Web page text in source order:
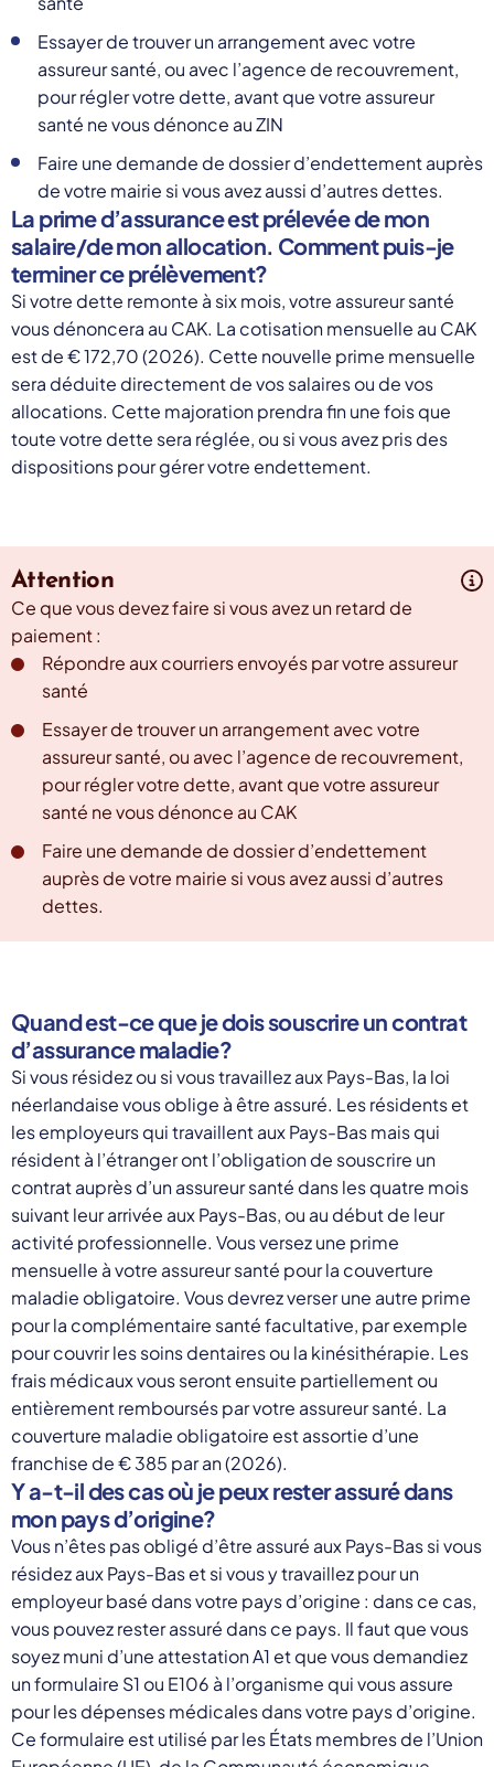
Essayer de trouver un arrangement avec votre
assureur santé, ou avec l’agence de recouvrement,
pour régler votre dette, avant que votre assureur
santé ne vous dénonce au ZIN
Faire une demande de dossier d’endettement auprès
de votre mairie si vous avez aussi d’autres dettes.
La prime d’assurance est prélevée de mon
salaire/de mon allocation. Comment puis-je
terminer ce prélèvement?
Si votre dette remonte à six mois, votre assureur santé
vous dénoncera au CAK. La cotisation mensuelle au CAK
est de € 172,70 (2026). Cette nouvelle prime mensuelle
sera déduite directement de vos salaires ou de vos
allocations. Cette majoration prendra fin une fois que
toute votre dette sera réglée, ou si vous avez pris des
dispositions pour gérer votre endettement.
Attention
Ce que vous devez faire si vous avez un retard de
paiement :
Répondre aux courriers envoyés par votre assureur
santé
Essayer de trouver un arrangement avec votre
assureur santé, ou avec l’agence de recouvrement,
pour régler votre dette, avant que votre assureur
santé ne vous dénonce au CAK
Faire une demande de dossier d’endettement
auprès de votre mairie si vous avez aussi d’autres
dettes.
Quand est-ce que je dois souscrire un contrat
d’assurance maladie?
Si vous résidez ou si vous travaillez aux Pays-Bas, la loi
néerlandaise vous oblige à être assuré. Les résidents et
les employeurs qui travaillent aux Pays-Bas mais qui
résident à l’étranger ont l’obligation de souscrire un
contrat auprès d’un assureur santé dans les quatre mois
suivant leur arrivée aux Pays-Bas, ou au début de leur
activité professionnelle. Vous versez une prime
mensuelle à votre assureur santé pour la couverture
maladie obligatoire. Vous devrez verser une autre prime
pour la complémentaire santé facultative, par exemple
pour couvrir les soins dentaires ou la kinésithérapie. Les
frais médicaux vous seront ensuite partiellement ou
entièrement remboursés par votre assureur santé. La
couverture maladie obligatoire est assortie d’une
franchise de € 385 par an (2026).
Y a-t-il des cas où je peux rester assuré dans
mon pays d’origine?
Vous n’êtes pas obligé d’être assuré aux Pays-Bas si vous
résidez aux Pays-Bas et si vous y travaillez pour un
employeur basé dans votre pays d’origine : dans ce cas,
vous pouvez rester assuré dans ce pays. Il faut que vous
soyez muni d’une attestation A1 et que vous demandiez
un formulaire S1 ou E106 à l’organisme qui vous assure
pour les dépenses médicales dans votre pays d’origine.
Ce formulaire est utilisé par les États membres de l’Union